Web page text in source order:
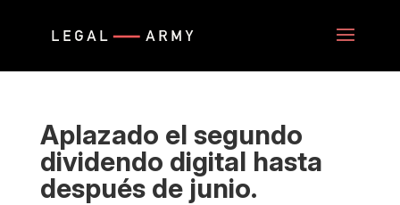
Aplazado el segundo
dividendo digital hasta
después de junio.